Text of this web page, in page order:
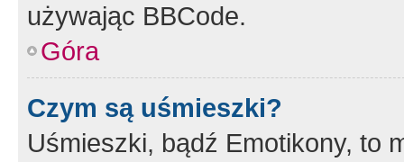
używając BBCode.
Góra
Czym są uśmieszki?
Uśmieszki, bądź Emotikony, to